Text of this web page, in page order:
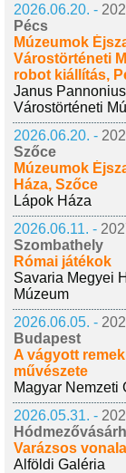
2026.06.20. -
Pécs
Múzeumok
Várostörténeti
robot kiállítás,
Janus
Várostörténeti
2026.06.20. -
Szőce
Múzeumok
Háza, Szőce
Lápok Háza
2026.06.11. -
Szombathely
Római játékok
Savaria Megyei
Múzeum
2026.06.05. -
Budapest
A vágyott
művészete
Magyar Nemzeti
2026.05.31. -
Varázsos
Alföldi Galéria